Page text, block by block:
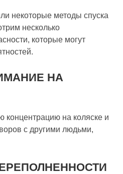
некоторые методы спуска
несколько
которые могут
НА
концентрацию на коляске и
с другими людьми,